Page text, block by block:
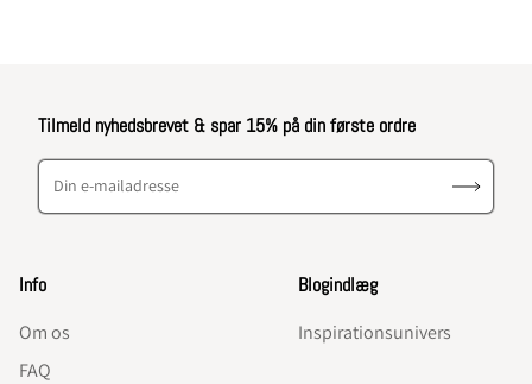
Info
Om os
FAQ
Blogindlæg
Inspirationsunivers
Tilmeld nyhedsbrevet & spar 15% på din første ordre
Din e-mailadresse